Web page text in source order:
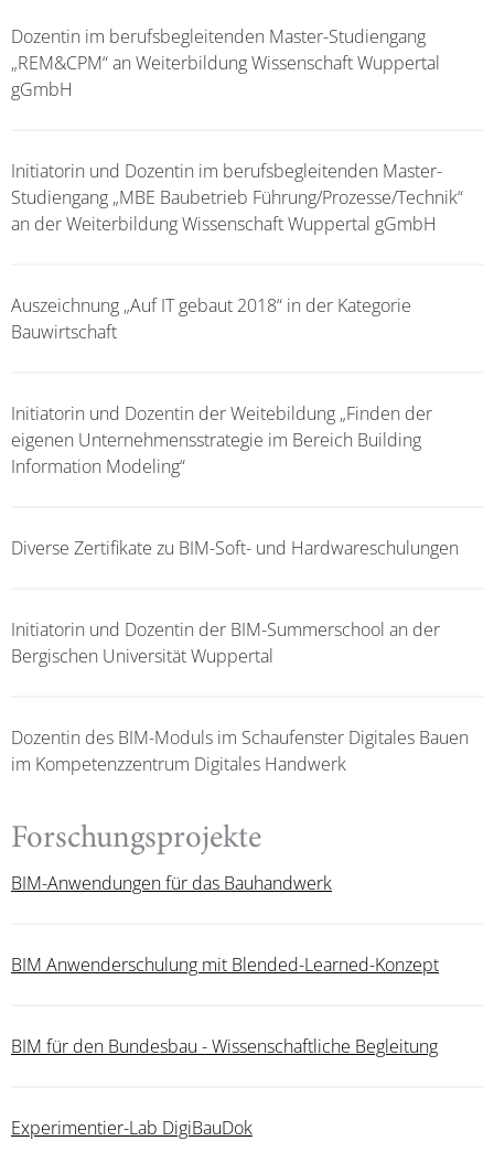
Dozentin im berufsbegleitenden Master-Studiengang
„REM&CPM“ an Weiterbildung Wissenschaft Wuppertal
gGmbH
Initiatorin und Dozentin im berufsbegleitenden Master-
Studiengang „MBE Baubetrieb Führung/Prozesse/Technik“
an der Weiterbildung Wissenschaft Wuppertal gGmbH
Auszeichnung „Auf IT gebaut 2018“ in der Kategorie
Bauwirtschaft
Initiatorin und Dozentin der Weitebildung „Finden der
eigenen Unternehmensstrategie im Bereich Building
Information Modeling“
Diverse Zertifikate zu BIM-Soft- und Hardwareschulungen
Initiatorin und Dozentin der BIM-Summerschool an der
Bergischen Universität Wuppertal
Dozentin des BIM-Moduls im Schaufenster Digitales Bauen
im Kompetenzzentrum Digitales Handwerk
Forschungsprojekte
BIM-Anwendungen für das Bauhandwerk
BIM Anwenderschulung mit Blended-Learned-Konzept
BIM für den Bundesbau - Wissenschaftliche Begleitung
Experimentier-Lab DigiBauDok